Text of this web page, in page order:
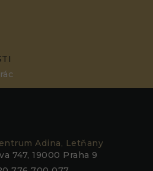
Adina, Letňany
747, 19000 Praha 9